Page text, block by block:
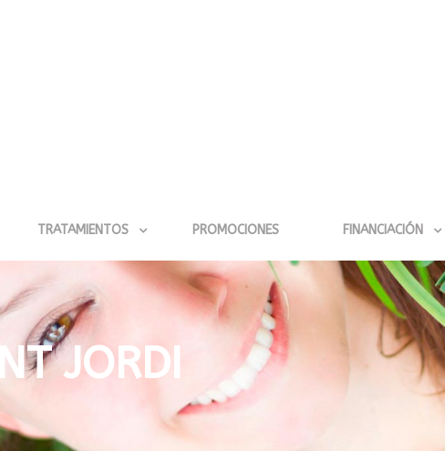
TRATAMIENTOS PROMOCIONES FINANCIACIÓN
JORDI